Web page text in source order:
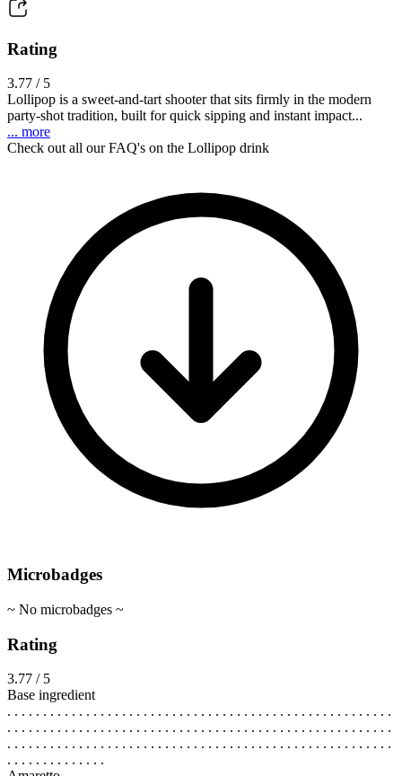
Rating
3.77 / 5
Lollipop is a sweet-and-tart shooter that sits firmly in the modern
party-shot tradition, built for quick sipping and instant impact...
... more
Check out all our FAQ's on the Lollipop drink
Microbadges
~ No microbadges ~
Rating
3.77 / 5
Base ingredient
. . . . . . . . . . . . . . . . . . . . . . . . . . . . . . . . . . . . . . . . . . . . . . . . . . . . . .
. . . . . . . . . . . . . . . . . . . . . . . . . . . . . . . . . . . . . . . . . . . . . . . . . . . . . .
. . . . . . . . . . . . . . . . . . . . . . . . . . . . . . . . . . . . . . . . . . . . . . . . . . . . . .
. . . . . . . . . . . . . .